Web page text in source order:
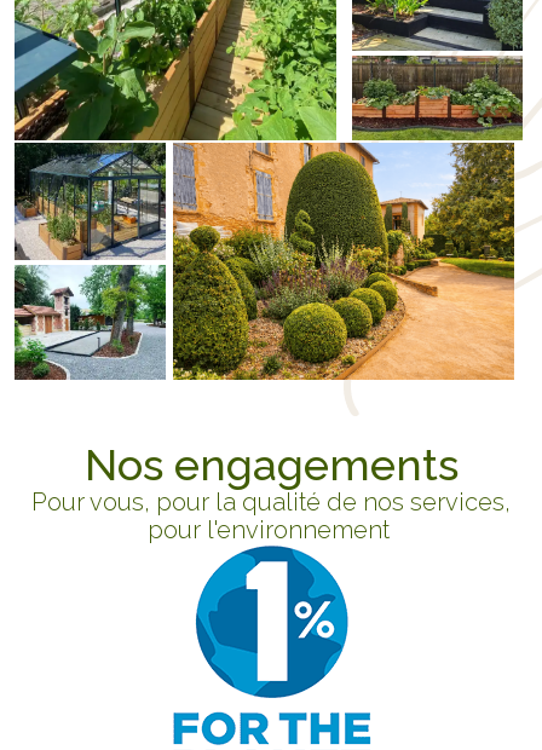
Nos engagements
Pour vous, pour la qualité de nos services,
pour l'environnement